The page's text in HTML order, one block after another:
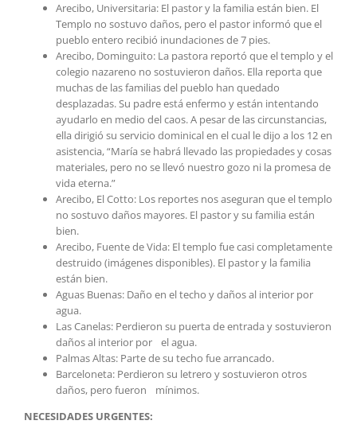
Arecibo, Universitaria: El pastor y la familia están bien. El
Templo no sostuvo daños, pero el pastor informó que el
pueblo entero recibió inundaciones de 7 pies.
Arecibo, Dominguito: La pastora reportó que el templo y el
colegio nazareno no sostuvieron daños. Ella reporta que
muchas de las familias del pueblo han quedado
desplazadas. Su padre está enfermo y están intentando
ayudarlo en medio del caos. A pesar de las circunstancias,
ella dirigió su servicio dominical en el cual le dijo a los 12 en
asistencia, “María se habrá llevado las propiedades y cosas
materiales, pero no se llevó nuestro gozo ni la promesa de
vida eterna.”
Arecibo, El Cotto: Los reportes nos aseguran que el templo
no sostuvo daños mayores. El pastor y su familia están
bien.
Arecibo, Fuente de Vida: El templo fue casi completamente
destruido (imágenes disponibles). El pastor y la familia
están bien.
Aguas Buenas: Daño en el techo y daños al interior por
agua.
Las Canelas: Perdieron su puerta de entrada y sostuvieron
daños al interior por el agua.
Palmas Altas: Parte de su techo fue arrancado.
Barceloneta: Perdieron su letrero y sostuvieron otros
daños, pero fueron mínimos.
NECESIDADES URGENTES: